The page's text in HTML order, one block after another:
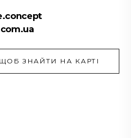
ЗНАЙТИ НА КАРТІ